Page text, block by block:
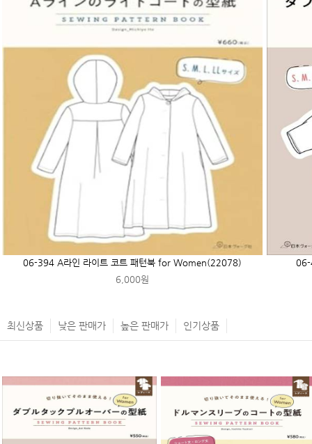
06-394 A라인 라이트 코트 패턴북 for Women(22078)
6,000원
06-
최신상품 낮은 판매가 높은 판매가 인기상품